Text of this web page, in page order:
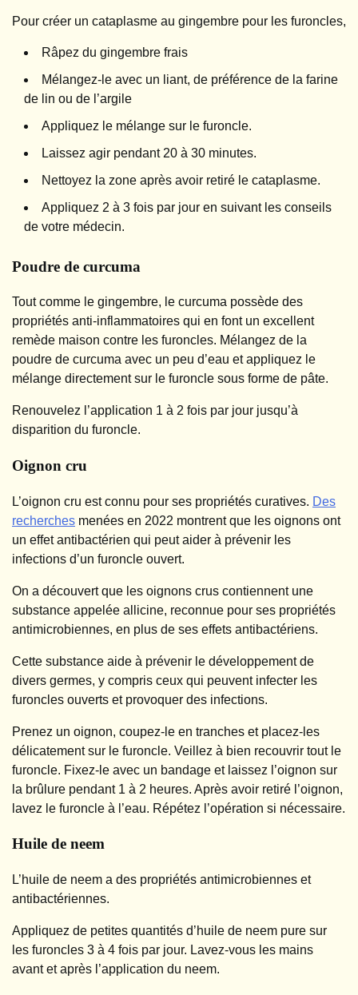
Pour créer un cataplasme au gingembre pour les furoncles,
Râpez du gingembre frais
Mélangez-le avec un liant, de préférence de la farine
de lin ou de l’argile
Appliquez le mélange sur le furoncle.
Laissez agir pendant 20 à 30 minutes.
Nettoyez la zone après avoir retiré le cataplasme.
Appliquez 2 à 3 fois par jour en suivant les conseils
de votre médecin.
Poudre de curcuma
Tout comme le gingembre, le curcuma possède des
propriétés anti-inflammatoires qui en font un excellent
remède maison contre les furoncles. Mélangez de la
poudre de curcuma avec un peu d’eau et appliquez le
mélange directement sur le furoncle sous forme de pâte.
Renouvelez l’application 1 à 2 fois par jour jusqu’à
disparition du furoncle.
Oignon cru
L’oignon cru est connu pour ses propriétés curatives. Des
recherches menées en 2022 montrent que les oignons ont
un effet antibactérien qui peut aider à prévenir les
infections d’un furoncle ouvert.
On a découvert que les oignons crus contiennent une
substance appelée allicine, reconnue pour ses propriétés
antimicrobiennes, en plus de ses effets antibactériens.
Cette substance aide à prévenir le développement de
divers germes, y compris ceux qui peuvent infecter les
furoncles ouverts et provoquer des infections.
Prenez un oignon, coupez-le en tranches et placez-les
délicatement sur le furoncle. Veillez à bien recouvrir tout le
furoncle. Fixez-le avec un bandage et laissez l’oignon sur
la brûlure pendant 1 à 2 heures. Après avoir retiré l’oignon,
lavez le furoncle à l’eau. Répétez l’opération si nécessaire.
Huile de neem
L’huile de neem a des propriétés antimicrobiennes et
antibactériennes.
Appliquez de petites quantités d’huile de neem pure sur
les furoncles 3 à 4 fois par jour. Lavez-vous les mains
avant et après l’application du neem.